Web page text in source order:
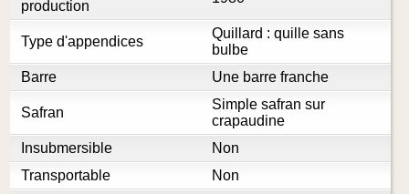
production
Type d'appendices
Quillard : quille sans
bulbe
Barre
Une barre franche
Safran
Simple safran sur
crapaudine
Insubmersible
Non
Transportable
Non